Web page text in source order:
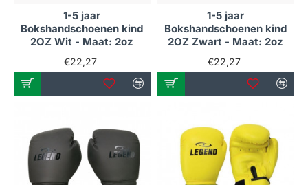
1-5 jaar
Bokshandschoenen kind
2OZ Wit - Maat: 2oz
€22,27
1-5 jaar
Bokshandschoenen kind
2OZ Zwart - Maat: 2oz
€22,27